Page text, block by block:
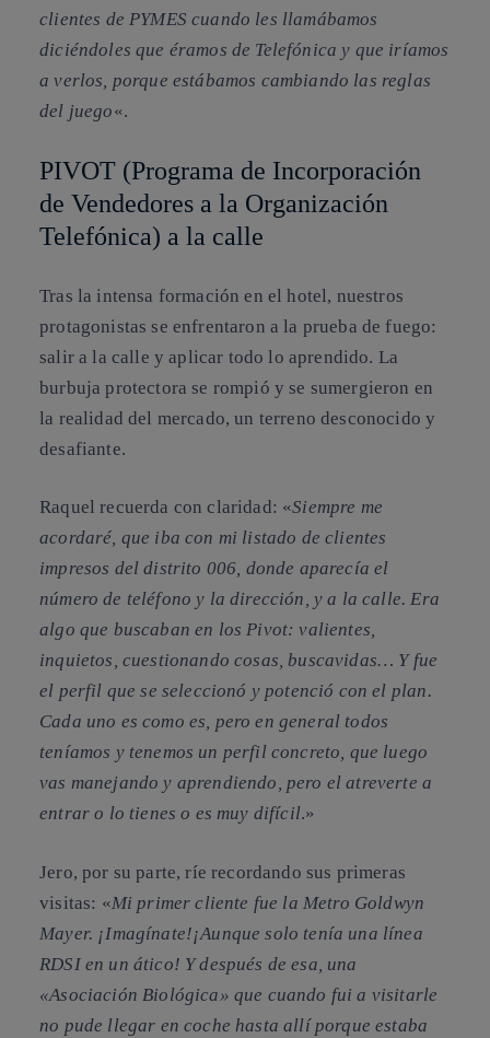
clientes de PYMES cuando les llamábamos
diciéndoles que éramos de Telefónica y que iríamos
a verlos, porque estábamos cambiando las reglas
del juego«.
PIVOT (Programa de Incorporación
de Vendedores a la Organización
Telefónica) a la calle
Tras la intensa formación en el hotel, nuestros
protagonistas se enfrentaron a la prueba de fuego:
salir a la calle y aplicar todo lo aprendido. La
burbuja protectora se rompió y se sumergieron en
la realidad del mercado, un terreno desconocido y
desafiante.
Raquel recuerda con claridad: «Siempre me
acordaré, que iba con mi listado de clientes
impresos del distrito 006, donde aparecía el
número de teléfono y la dirección, y a la calle. Era
algo que buscaban en los Pivot: valientes,
inquietos, cuestionando cosas, buscavidas… Y fue
el perfil que se seleccionó y potenció con el plan.
Cada uno es como es, pero en general todos
teníamos y tenemos un perfil concreto, que luego
vas manejando y aprendiendo, pero el atreverte a
entrar o lo tienes o es muy difícil.»
Jero, por su parte, ríe recordando sus primeras
visitas: «Mi primer cliente fue la Metro Goldwyn
Mayer. ¡Imagínate!¡Aunque solo tenía una línea
RDSI en un ático! Y después de esa, una
«Asociación Biológica» que cuando fui a visitarle
no pude llegar en coche hasta allí porque estaba